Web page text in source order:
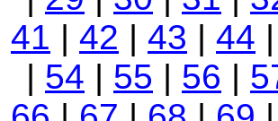
41 | 42 | 43 | 44 |
| 54 | 55 | 56 |